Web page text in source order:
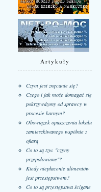
Artykuły
Czym jest znęcanie się?
Czego i jak może domagać się
pokrzywdzony od sprawcy w
procesie karnym?
Obowiązek opuszczenia lokalu
zamieszkiwanego wspólnie z
ofiarą
Co to są tzw. "czyny
przepołowione"?
Kiedy niepłacenie alimentów
jest przestępstwem?
Co to są przestępstwa ścigane